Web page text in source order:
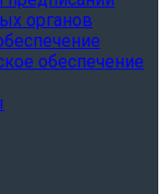
органов
обеспечение